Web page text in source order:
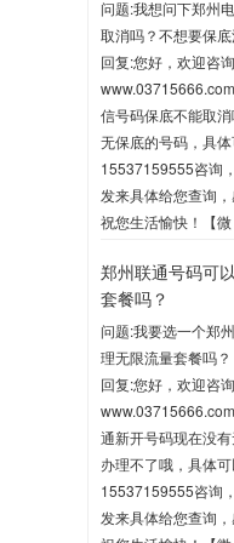
问题:我想问下郑州
取消吗？不想要保
回复:您好，欢迎咨
信号码保底不能取
无保底的号码，具体
15537159555咨询
发来具体给您查询
祝您生活愉快！【微
郑州联通号码可
套餐吗？
问题:我要选一个郑
理无限流量套餐吗？
回复:您好，欢迎咨
通新开号码现在没
办理不了哦，具体可
15537159555咨询
发来具体给您查询